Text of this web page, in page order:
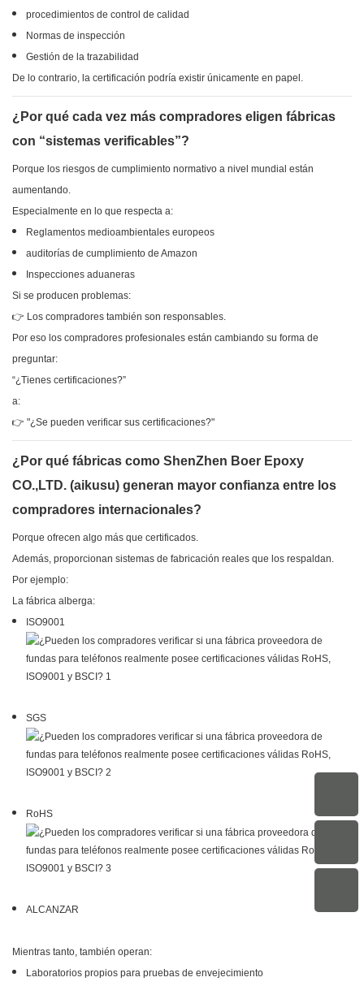
procedimientos de control de calidad
Normas de inspección
Gestión de la trazabilidad
De lo contrario, la certificación podría existir únicamente en papel.
¿Por qué cada vez más compradores eligen fábricas
con “sistemas verificables”?
Porque los riesgos de cumplimiento normativo a nivel mundial están
aumentando.
Especialmente en lo que respecta a:
Reglamentos medioambientales europeos
auditorías de cumplimiento de Amazon
Inspecciones aduaneras
Si se producen problemas:
👉 Los compradores también son responsables.
Por eso los compradores profesionales están cambiando su forma de
preguntar:
“¿Tienes certificaciones?”
a:
👉 "¿Se pueden verificar sus certificaciones?"
¿Por qué fábricas como ShenZhen Boer Epoxy
CO.,LTD. (aikusu) generan mayor confianza entre los
compradores internacionales?
Porque ofrecen algo más que certificados.
Además, proporcionan sistemas de fabricación reales que los respaldan.
Por ejemplo:
La fábrica alberga:
ISO9001
SGS
RoHS
ALCANZAR
Mientras tanto, también operan:
Laboratorios propios para pruebas de envejecimiento